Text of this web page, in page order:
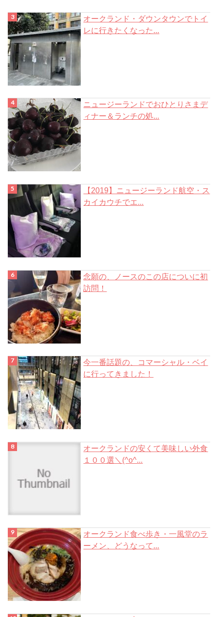
オークランド・ダウンタウンでトイ
レに行きたくなった...
ニュージーランドでおひとりさまデ
ィナー＆ランチの処...
【2019】ニュージーランド航空・ス
カイカウチでエ...
念願の、ノースのこの店についに初
訪問！
今一番話題の、コマーシャル・ベイ
に行ってきました！
オークランドの安くて美味しい外食
１００選＼(^o^...
オークランド食べ歩き・一風堂のラ
ーメン、どうなって...